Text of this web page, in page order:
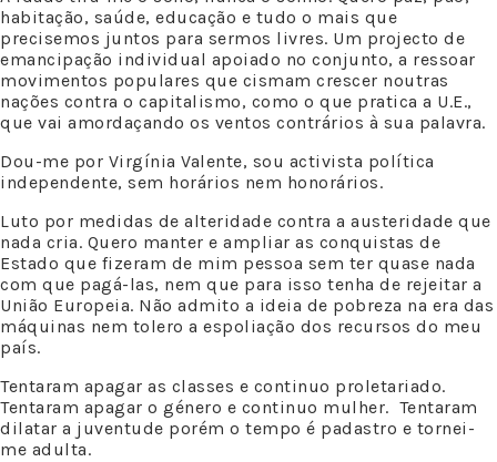
habitação, saúde, educação e tudo o mais que
precisemos juntos para sermos livres. Um projecto de
emancipação individual apoiado no conjunto, a ressoar
movimentos populares que cismam crescer noutras
nações contra o capitalismo, como o que pratica a U.E.,
que vai amordaçando os ventos contrários à sua palavra.
Dou-me por Virgínia Valente, sou activista política
independente, sem horários nem honorários.
Luto por medidas de alteridade contra a austeridade que
nada cria. Quero manter e ampliar as conquistas de
Estado que fizeram de mim pessoa sem ter quase nada
com que pagá-las, nem que para isso tenha de rejeitar a
União Europeia. Não admito a ideia de pobreza na era das
máquinas nem tolero a espoliação dos recursos do meu
país.
Tentaram apagar as classes e continuo proletariado.
Tentaram apagar o género e continuo mulher. Tentaram
dilatar a juventude porém o tempo é padastro e tornei-
me adulta.